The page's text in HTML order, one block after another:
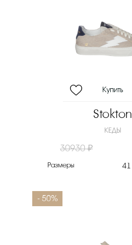
Stokton
КЕДЫ
30930 ₽
Размеры 41
- 50%